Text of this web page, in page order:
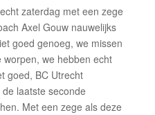
zaterdag met een zege
Axel Gouw nauwelijks
goed genoeg, we missen
we hebben echt
goed, BC Utrecht
laatste seconde
Met een zege als deze